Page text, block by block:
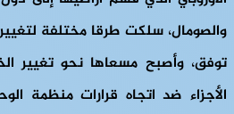
والصومال، سلكت طرقا مختلفة
توفق، وأصبح مسعاها نحو تغيير
الأجزاء ضد اتجاه قرارات منظمة